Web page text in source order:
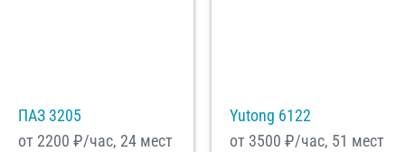
ПАЗ 3205
от 2200 ₽/час, 24 мест
Yutong 6122
от 3500 ₽/час, 51 мест